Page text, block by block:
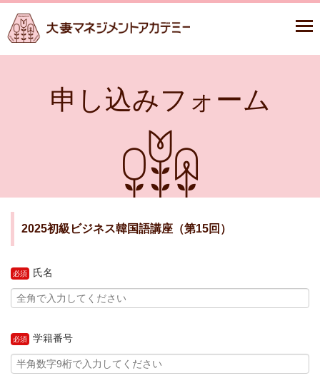
申し込みフォーム
2025初級ビジネス韓国語講座（第15回）
必須 氏名
必須 学籍番号